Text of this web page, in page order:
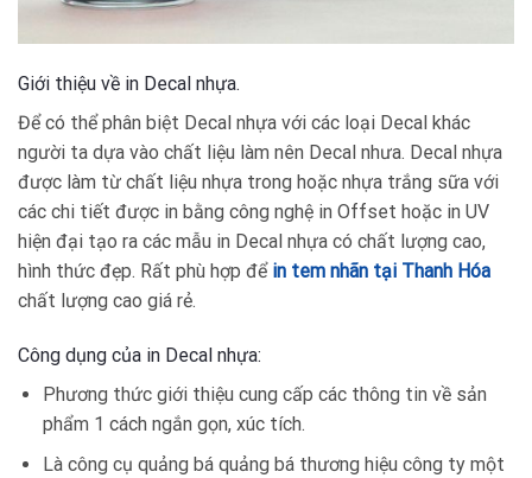
Giới thiệu về in Decal nhựa.
Để có thể phân biệt Decal nhựa với các loại Decal khác
người ta dựa vào chất liệu làm nên Decal nhưa. Decal nhựa
được làm từ chất liệu nhựa trong hoặc nhựa trắng sữa với
các chi tiết được in bằng công nghệ in Offset hoặc in UV
hiện đại tạo ra các mẫu in Decal nhựa có chất lượng cao,
hình thức đẹp. Rất phù hợp để in tem nhãn tại Thanh Hóa
chất lượng cao giá rẻ.
Công dụng của in Decal nhựa:
Phương thức giới thiệu cung cấp các thông tin về sản
phẩm 1 cách ngắn gọn, xúc tích.
Là công cụ quảng bá quảng bá thương hiệu công ty một